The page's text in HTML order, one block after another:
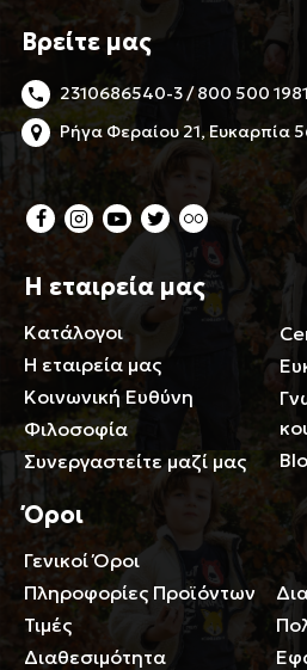
Βρείτε μας
2310686540-3 / 800 500 1981
Ρήγα Φεραίου 21, Ευκαρπία
Η εταιρεία μας
Κατάλογοι
Η εταιρεία μας
Κοινωνική Ευθύνη
Φιλοσοφία
Συνεργαστείτε μαζί μας
Όροι
Γενικοί Όροι
Πληροφορίες Προϊόντων
Τιμές
Διαθεσιμότητα